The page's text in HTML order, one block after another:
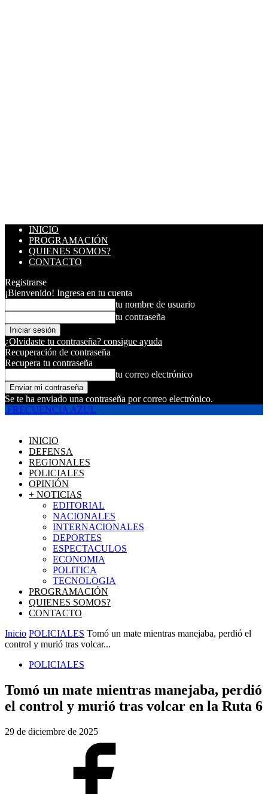
INICIO
PROGRAMACIÓN
QUIENES SOMOS?
CONTACTO
Registrarse
¡Bienvenido! Ingresa en tu cuenta
tu nombre de usuario
tu contraseña
¿Olvidaste tu contraseña? consigue ayuda
Recuperación de contraseña
Recupera tu contraseña
tu correo electrónico
Se te ha enviado una contraseña por correo electrónico.
FRECUENCIA AZUL
INICIO
DEFENSA
REGIONALES
POLICIALES
OPINIÓN
+ NOTICIAS
EDITORIAL
NACIONALES
INTERNACIONALES
DEPORTES
ESPECTACULOS
ECONOMIA
POLITICA
TECNOLOGIA
PROGRAMACIÓN
QUIENES SOMOS?
CONTACTO
Inicio POLICIALES Tomó un mate mientras manejaba, perdió el
control y murió tras volcar...
POLICIALES
Tomó un mate mientras manejaba, perdió
el control y murió tras volcar en la Ruta 6
29 de diciembre de 2025